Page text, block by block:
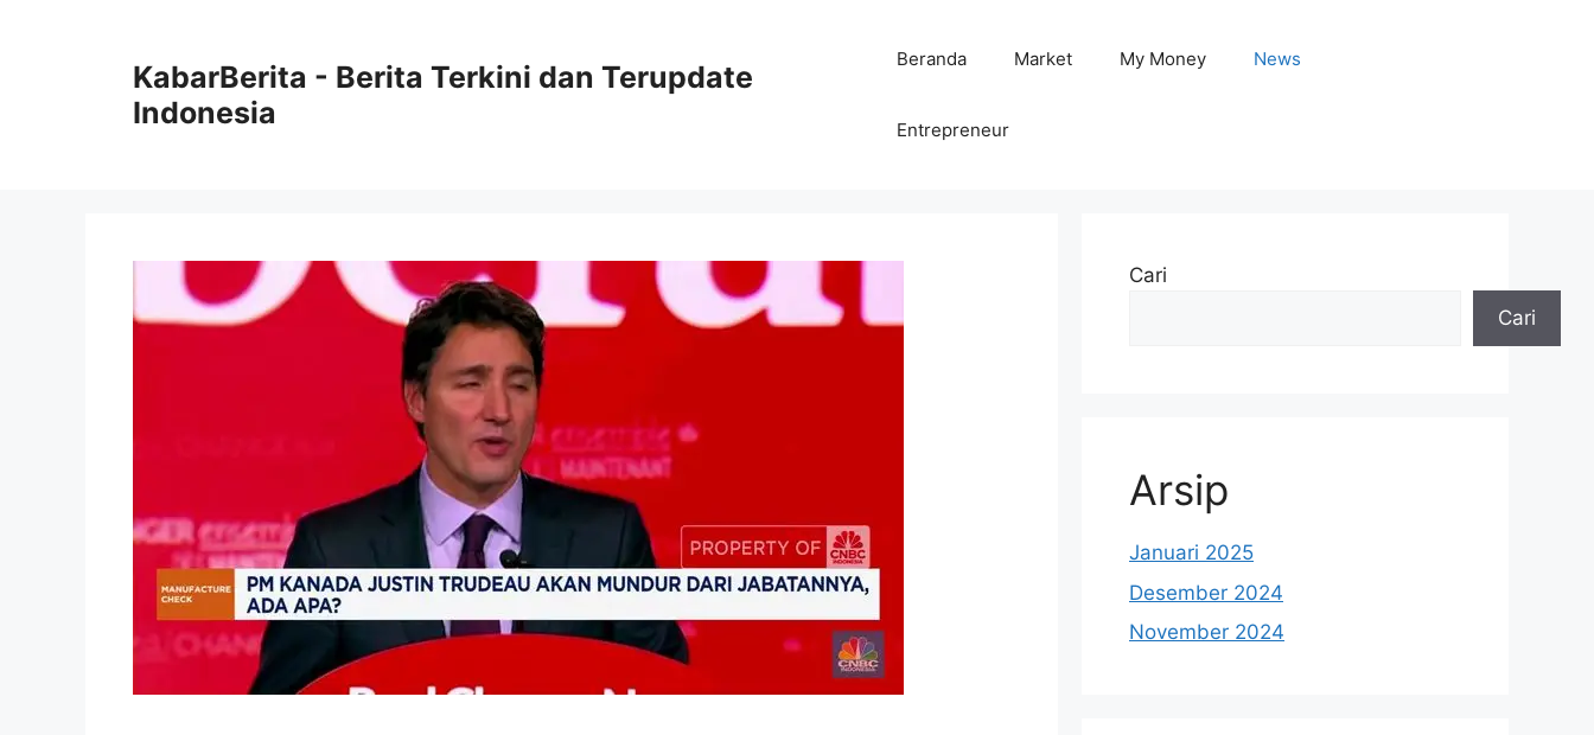
KabarBerita - Berita Terkini dan Terupdate
Indonesia
Beranda Market My Money News
Entrepreneur
Cari
Cari
Arsip
Januari 2025
Desember 2024
November 2024